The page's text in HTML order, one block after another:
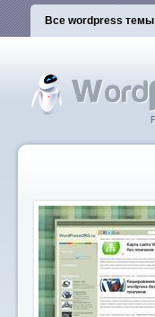
Все wordpress темы